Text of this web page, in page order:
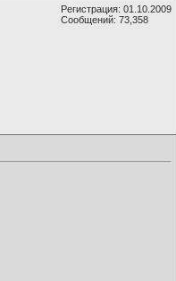
Регистрация: 01.10.2009
Сообщений: 73,358